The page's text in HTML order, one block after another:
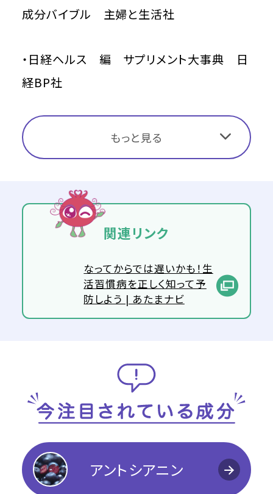
成分バイブル 主婦と生活社
・日経ヘルス 編 サプリメント大事典 日
経BP社
もっと見る
関連リンク
なってからでは遅いかも！生
活習慣病を正しく知って予
防しよう | あたまナビ
アントシアニン